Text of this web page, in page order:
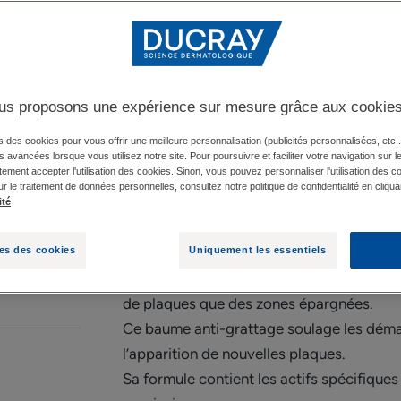
CELASTROL :
Apaise les
Tube Tube
200ml
Le baume hydratant quotidien
les peaux à tendance psoriasique, tant
de plaques que des zones épargnées.
Ce baume anti-grattage soulage les
l’apparition de nouvelles plaques.
Sa formule contient les actifs
proposons une expérience sur mesure grâce aux
des cookies pour vous offrir une meilleure personnalisation (publicités personnalisées,
avancées lorsque vous utilisez notre site. Pour poursuivre et faciliter votre navigation sur
accepter l'utilisation des cookies. Sinon, vous pouvez personnaliser l'utilisation des
le traitement de données personnelles, consultez notre politique de confidentialité en
des cookies Uniquement les essentiels